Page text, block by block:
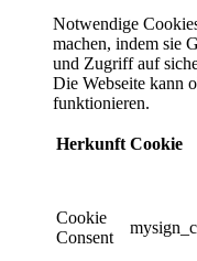
Notwendige
machen, indem sie
und Zugriff auf
Die Webseite kann
funktionieren.
Herkunft Cookie
Cookie
Consent